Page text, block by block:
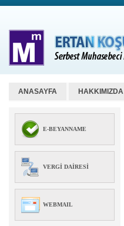
ANASAYFA HAKKIMIZDA
E-BEYANNAME
VERGI DAIRESI
WEBMAIL